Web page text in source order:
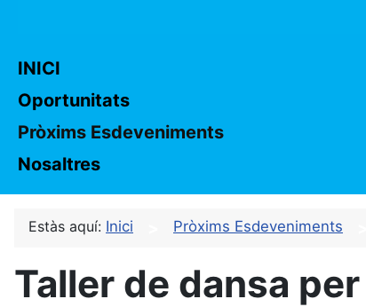
INICI
Oportunitats
Pròxims Esdeveniments
Nosaltres
Estàs aquí: Inici Pròxims Esdeveniments
Taller de dansa